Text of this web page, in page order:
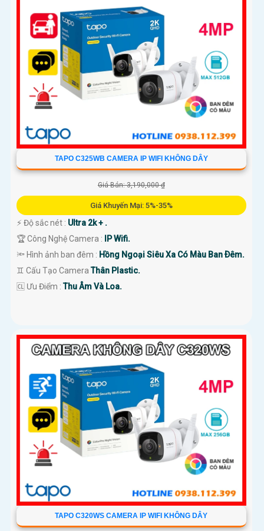
TAPO C325WB CAMERA IP WIFI KHÔNG DÂY
Giá Bán: 3,190,000 ₫
Giá Khuyến Mại: 5%-35%
️⚡ Độ sắc nét : Ultra 2k + .
🏆 Công Nghệ Camera : IP Wifi.
🔦 Hình ảnh ban đêm : Hồng Ngoại Siêu Xa Có Màu Ban Ðêm.
♊ Cấu Tạo CameraThân Plastic.
️🆑 Ưu Điểm :Thu Âm Và Loa.
TAPO C320WS CAMERA IP WIFI KHÔNG DÂY